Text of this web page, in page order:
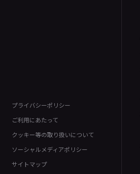
プライバシーポリシー
ご利用にあたって
クッキー等の取り扱いについて
ソーシャルメディアポリシー
サイトマップ